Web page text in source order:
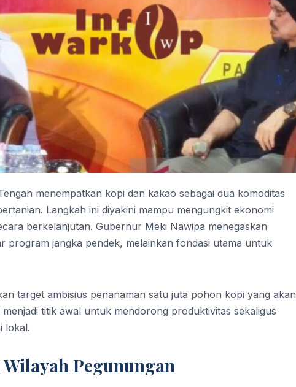
menempatkan kopi dan kakao sebagai dua komoditas
Langkah ini diyakini mampu mengungkit ekonomi
berkelanjutan. Gubernur Meki Nawipa menegaskan
program jangka pendek, melainkan fondasi utama untuk
target ambisius penanaman satu juta pohon kopi yang akan
titik awal untuk mendorong produktivitas sekaligus
lokal.
Pegunungan